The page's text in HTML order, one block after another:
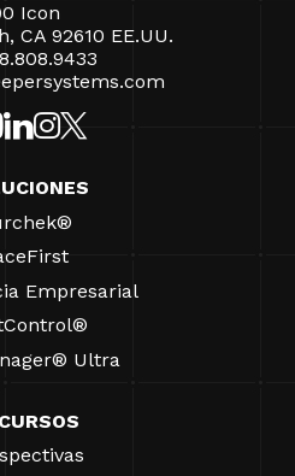
Icon
CA 92610 EE.UU.
Empresarial
Ultra